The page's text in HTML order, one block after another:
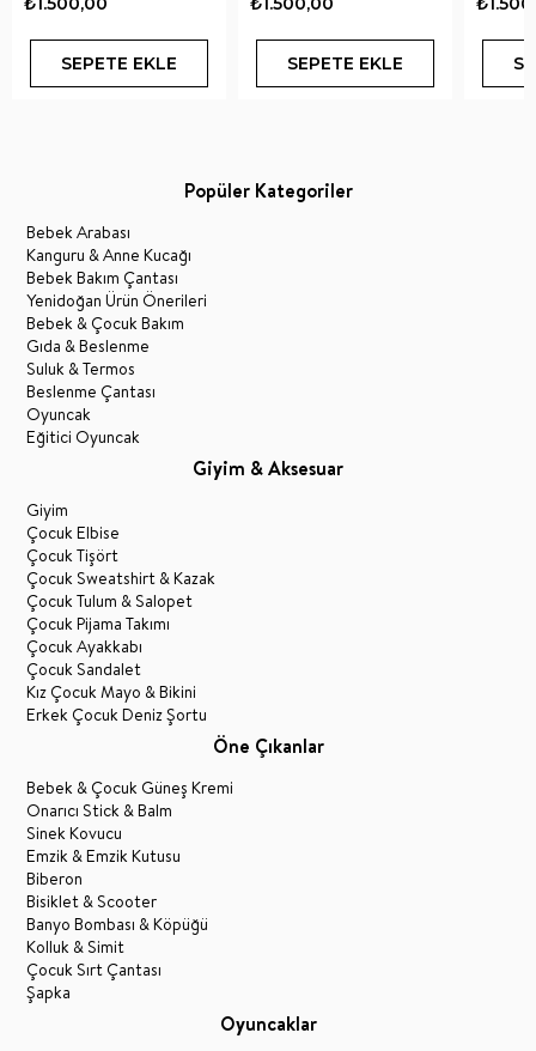
SEPETE EKLE SEPETE EKLE
Popüler Kategoriler
Bebek Arabası
Kanguru & Anne Kucağı
Bebek Bakım Çantası
Yenidoğan Ürün Önerileri
Bebek & Çocuk Bakım
Gıda & Beslenme
Suluk & Termos
Beslenme Çantası
Oyuncak
Eğitici Oyuncak
Giyim & Aksesuar
Giyim
Çocuk Elbise
Çocuk Tişört
Çocuk Sweatshirt & Kazak
Çocuk Tulum & Salopet
Çocuk Pijama Takımı
Çocuk Ayakkabı
Çocuk Sandalet
Kız Çocuk Mayo & Bikini
Erkek Çocuk Deniz Şortu
Öne Çıkanlar
Bebek & Çocuk Güneş Kremi
Onarıcı Stick & Balm
Sinek Kovucu
Emzik & Emzik Kutusu
Biberon
Bisiklet & Scooter
Banyo Bombası & Köpüğü
Kolluk & Simit
Çocuk Sırt Çantası
Şapka
Oyuncaklar